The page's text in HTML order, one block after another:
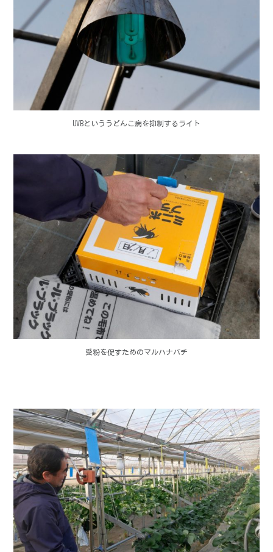
UVBといううどんこ病を抑制するライト
受粉を促すためのマルハナバチ